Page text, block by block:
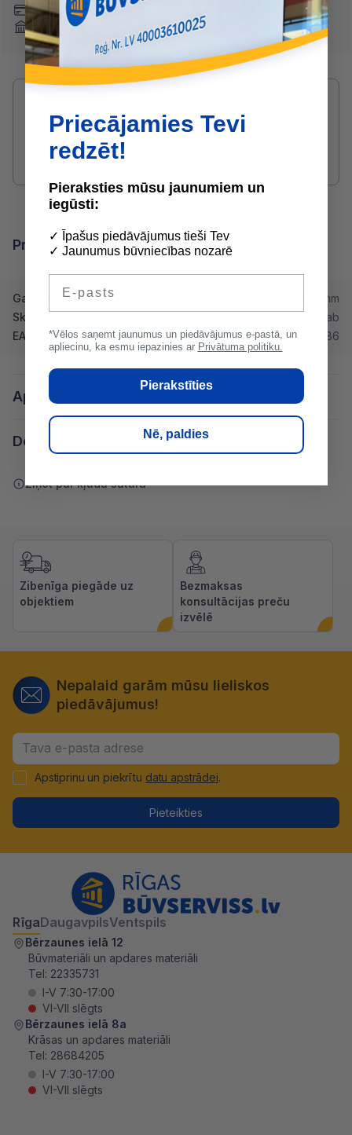
Maksājumu kartes
Internetbankas
SAZINIES AR DRUVIS:
2233 5731
druvis@buvserviss.lv
Produkta īpašības
Garums
100 mm
Skaits iepakojumā
1000 gab
EAN
2000000009186
Apraksts
Dokumentācija
Ziņot par kļūdu saturā
Zibenīga piegāde uz
objektiem
Bezmaksas
konsultācijas preču
izvēlē
Nepalaid garām mūsu lieliskos
piedāvājumus!
Apstiprinu un piekrītu datu apstrādei.
Pieteikties
RīgaDaugavpilsVentspils
Bērzaunes ielā 12
Būvmateriāli un apdares materiāli
Tel: 22335731
I-V 7:30-17:00
VI-VII slēgts
Bērzaunes ielā 8a
Krāsas un apdares materiāli
Tel: 28684205
I-V 7:30-17:00
VI-VII slēgts
Priecājamies Tevi
redzēt!
Pieraksties mūsu jaunumiem un
iegūsti:
✓ Īpašus piedāvājumus tieši Tev
✓ Jaunumus būvniecības nozarē
*Vēlos saņemt jaunumus un piedāvājumus e-pastā, un
apliecinu, ka esmu iepazinies ar Privātuma politiku.
Pierakstīties
Nē, paldies